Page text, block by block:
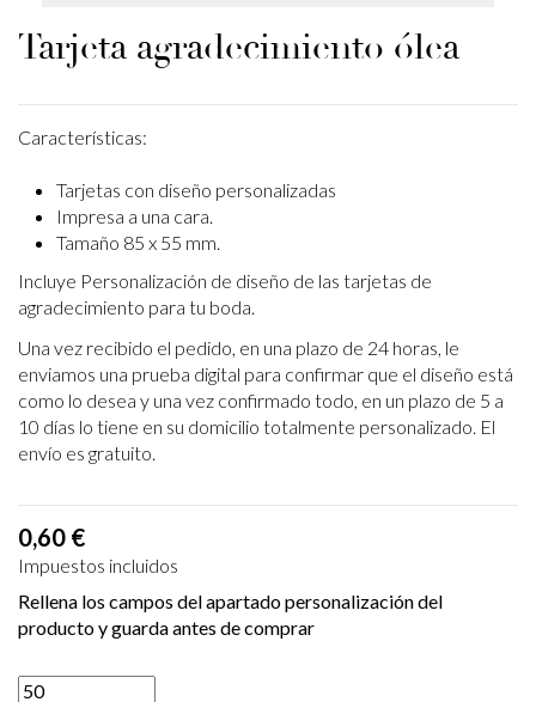
Tarjeta agradecimiento ólea
Características:
Tarjetas con diseño personalizadas
Impresa a una cara.
Tamaño 85 x 55 mm.
Incluye Personalización de diseño de las tarjetas de
agradecimiento para tu boda.
Una vez recibido el pedido, en una plazo de 24 horas, le
enviamos una prueba digital para confirmar que el diseño está
como lo desea y una vez confirmado todo, en un plazo de 5 a
10 días lo tiene en su domicilio totalmente personalizado. El
envío es gratuito.
0,60 €
Impuestos incluidos
Rellena los campos del apartado personalización del
producto y guarda antes de comprar